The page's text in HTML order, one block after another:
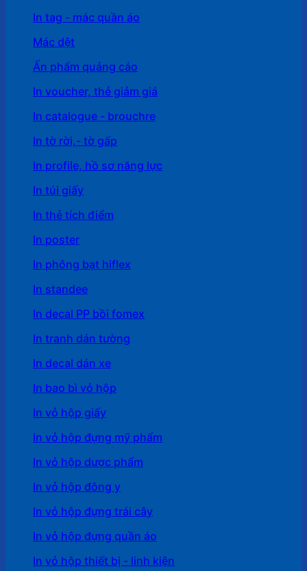
In tag - mác quần áo
Mác dệt
Ấn phẩm quảng cáo
In voucher, thẻ giảm giá
In catalogue - brouchre
In tờ rời,- tờ gấp
In profile, hồ sơ năng lực
In túi giấy
In thẻ tích điểm
In poster
In phông bạt hiflex
In standee
In decal PP bồi fomex
In tranh dán tường
In decal dán xe
In bao bì vỏ hộp
In vỏ hộp giấy
In vỏ hộp đựng mỹ phẩm
In vỏ hộp dược phẩm
In vỏ hộp đông y
In vỏ hộp đựng trái cây
In vỏ hộp đựng quần áo
In vỏ hộp thiết bị - linh kiện